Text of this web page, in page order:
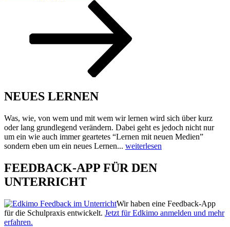
NEUES LERNEN
Was, wie, von wem und mit wem wir lernen wird sich über kurz
oder lang grundlegend verändern. Dabei geht es jedoch nicht nur
um ein wie auch immer geartetes “Lernen mit neuen Medien”
sondern eben um ein neues Lernen... weiterlesen
FEEDBACK-APP FÜR DEN
UNTERRICHT
Wir haben eine Feedback-App
für die Schulpraxis entwickelt. Jetzt für Edkimo anmelden und mehr
erfahren.